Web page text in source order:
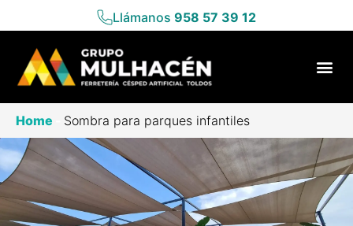
Llámanos 958 57 39 12
Home Sombra para parques infantiles